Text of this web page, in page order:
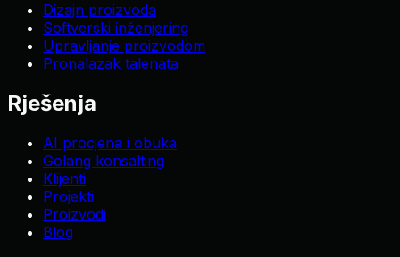
Dizajn proizvoda
Softverski inženjering
Upravljanje proizvodom
Pronalazak talenata
Rješenja
AI procjena i obuka
Golang konsalting
Klijenti
Projekti
Proizvodi
Blog